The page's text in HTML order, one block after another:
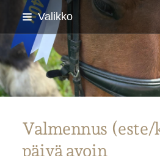
Siirry
sivun
sisältöön
Valikko
Valmennus
päivä avoin